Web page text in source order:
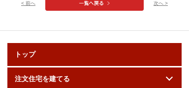
< 前へ 次へ >
トップ
注文住宅を建てる